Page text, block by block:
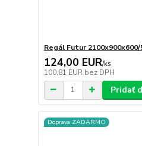
Regál Futur
124,00 EUR/ks
100,81 EUR bez DPH
Pridať
Doprava ZADARMO